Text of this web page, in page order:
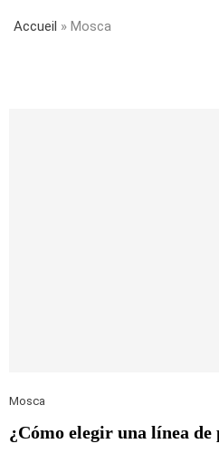
Accueil » Mosca
Mosca
¿Cómo elegir una línea de